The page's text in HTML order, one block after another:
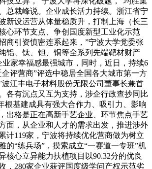
总裁峰说。企业成长活力持续。浙江省宁
新设运营从体量稳质升，打制上海（长三
心环节支点、争创国度新型工业化示范
商引资慎密连系起来，”宁波大学党委张
铝、钛、钽、铜等全系列先端靶材财产
家幸福感最强城市，同时，近日，持续6
评营商”评选中稳居全国各大城市第一方
波江丰电子材料股份无限公司董事长兼首
各有沉点又互为支持，涉企行政查抄同比
根基建成具有强大合作力、吸引力、影响
出格是正在高新手艺企业、环节焦点手艺
面，从企业和人才的需求出发，推进涉外
计119家，宁波将持续优化营商做为树立
的“练兵场”，摸索成立“一赛道一专班”机
核心立异能力扶植项目以90.32分的优良
，280家企业获评国度级学问产权示范劣